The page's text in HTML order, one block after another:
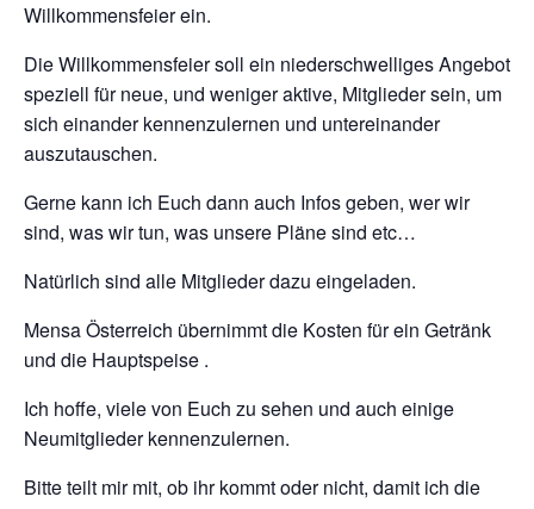
Willkommensfeier ein.
Die Willkommensfeier soll ein niederschwelliges Angebot
speziell für neue, und weniger aktive, Mitglieder sein, um
sich einander kennenzulernen und untereinander
auszutauschen.
Gerne kann ich Euch dann auch Infos geben, wer wir
sind, was wir tun, was unsere Pläne sind etc…
Natürlich sind alle Mitglieder dazu eingeladen.
Mensa Österreich übernimmt die Kosten für ein Getränk
und die Hauptspeise .
Ich hoffe, viele von Euch zu sehen und auch einige
Neumitglieder kennenzulernen.
Bitte teilt mir mit, ob ihr kommt oder nicht, damit ich die